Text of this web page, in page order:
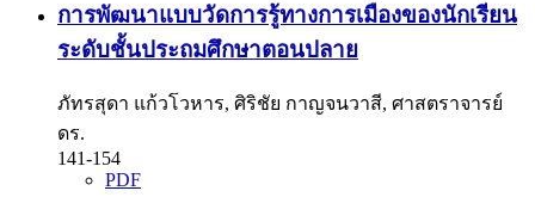
การพัฒนาแบบวัดการรู้ทางการเมืองของนักเรียน
ระดับชั้นประถมศึกษาตอนปลาย
ภัทรสุดา แก้วโวหาร, ศิริชัย กาญจนวาสี, ศาสตราจารย์
ดร.
141-154
PDF